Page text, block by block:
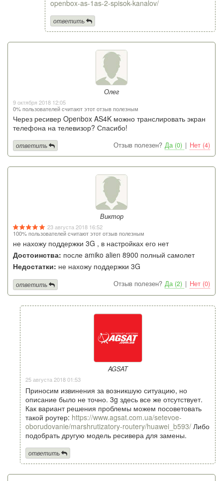
openbox-as-1as-2-spisok-kanalov/
ответить
Олег
9 октября 2018 12:05
0% пользователей считают этот отзыв полезным
Через ресивер Openbox AS4K можно транслировать экран
телефона на телевизор? Спасибо!
Отзыв полезен? Да (0) | Нет (4)
ответить
Виктор
23 августа 2018 16:52
100% пользователей считают этот отзыв полезным
не нахожу поддержки 3G , в настройках его нет
Достоинства: после amiko alien 8900 полный самолет
Недостатки: не нахожу поддержки 3G
Отзыв полезен? Да (2) | Нет (0)
ответить
AGSAT
25 августа 2018 01:53
Приносим извинения за возникшую ситуацию, но
описание было не точно. 3g здесь все же отсутствует.
Как вариант решения проблемы можем посоветовать
такой роутер: https://www.agsat.com.ua/setevoe-
oborudovanie/marshrutizatory-routery/huawei_b593/ Либо
подобрать другую модель ресивера для замены.
ответить